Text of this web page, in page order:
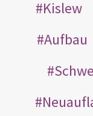
Kislew
Aufbau